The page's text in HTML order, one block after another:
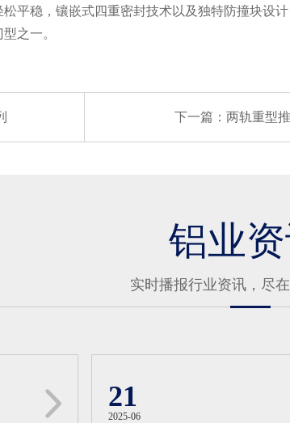
平稳，镶嵌式四重密封技术以及独特防撞块设计
之一。
下一篇：两轨重型
铝业
实时播报行业资讯，尽
21
2025-06